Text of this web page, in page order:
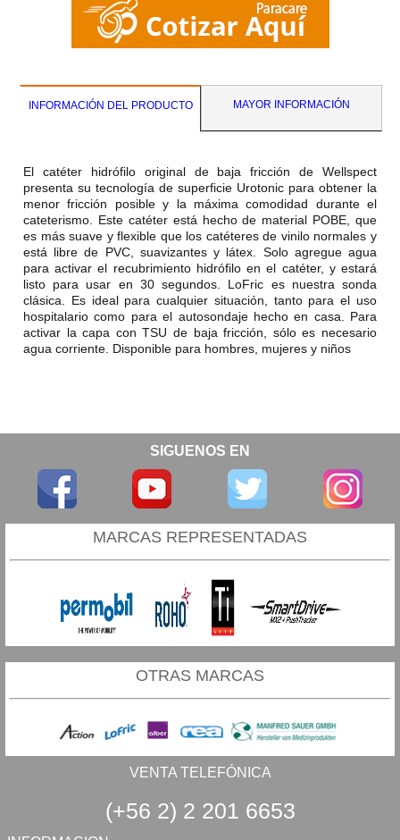
INFORMACIÓN DEL PRODUCTO MAYOR INFORMACIÓN
El catéter hidrófilo original de baja fricción de Wellspect
presenta su tecnología de superficie Urotonic para obtener la
menor fricción posible y la máxima comodidad durante el
cateterismo. Este catéter está hecho de material POBE, que
es más suave y flexible que los catéteres de vinilo normales y
está libre de PVC, suavizantes y látex. Solo agregue agua
para activar el recubrimiento hidrófilo en el catéter, y estará
listo para usar en 30 segundos. LoFric es nuestra sonda
clásica. Es ideal para cualquier situación, tanto para el uso
hospitalario como para el autosondaje hecho en casa. Para
activar la capa con TSU de baja fricción, sólo es necesario
agua corriente. Disponible para hombres, mujeres y niños
SIGUENOS EN
MARCAS REPRESENTADAS
OTRAS MARCAS
VENTA TELEFÓNICA
(+56 2) 2 201 6653